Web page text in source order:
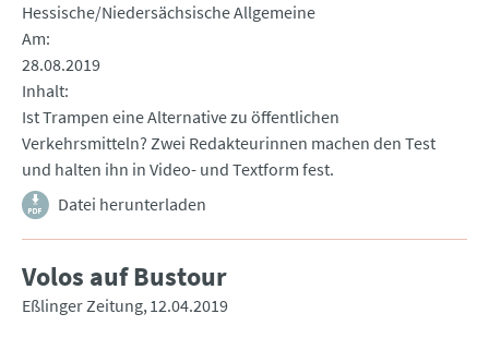
Hessische/Niedersächsische Allgemeine
Am
28.08.2019
Inhalt
Ist Trampen eine Alternative zu öffentlichen
Verkehrsmitteln? Zwei Redakteurinnen machen den Test
und halten ihn in Video- und Textform fest.
Datei herunterladen
Volos auf Bustour
Eßlinger Zeitung 12.04.2019